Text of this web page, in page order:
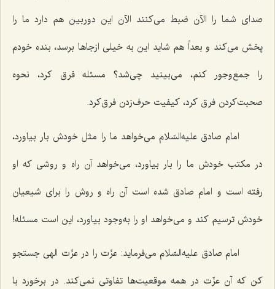
صدای شما را الآن ضبط می‌كنند الآن این دوربین هم دارد ما را
پخش می‌كند و بعداً هم شاید این به خیلی ازجاها برسد، بنده خودم
را جمع‌وجور كنم، می‌بینید چی‌شد؟ مسئله فرق كرد، نحوه
صحبت‌كردن فرق كرد، كیفیت حرف‌زدن فرق‌كرد.
امام صادق علیه‌السّلام می‌خواهد ما را مثل خودش بار بیاورد،
در مكتب خودش ما را بار بیاورد، می‌خواهد آن راه و روشی كه او
رفته است و امام صادق شده است آن راه و روش را برای شیعیان
خودش ترسیم كند و می‌خواهد او را به‌وجود بیاورد، این است مسئله!
امام صادق علیه‌السّلام می‌فرماید: عزّت را در عزّت الهی جستجو
كن كه آن عزّت در همه موقعیت‌ها تفاوتی نمی‌كند. در برخورد با